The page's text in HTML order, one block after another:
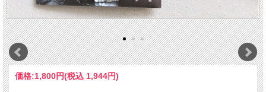
価格:1,800円(税込 1,944円)